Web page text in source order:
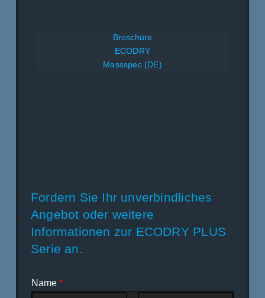
Broschüre
ECODRY
Massspec (DE)
Fordern Sie Ihr unverbindliches
Angebot oder weitere
Informationen zur ECODRY PLUS
Serie an.
Name *